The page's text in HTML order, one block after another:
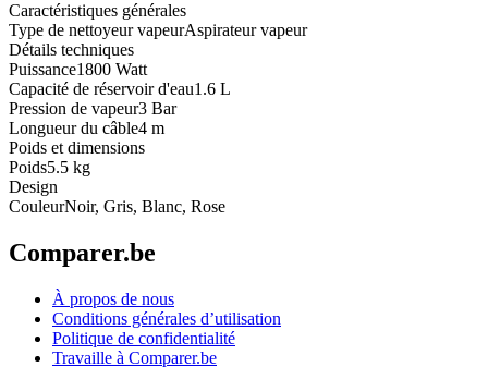
Caractéristiques générales
Type de nettoyeur vapeurAspirateur vapeur
Détails techniques
Puissance1800 Watt
Capacité de réservoir d'eau1.6 L
Pression de vapeur3 Bar
Longueur du câble4 m
Poids et dimensions
Poids5.5 kg
Design
CouleurNoir, Gris, Blanc, Rose
Comparer.be
À propos de nous
Conditions générales d’utilisation
Politique de confidentialité
Travaille à Comparer.be